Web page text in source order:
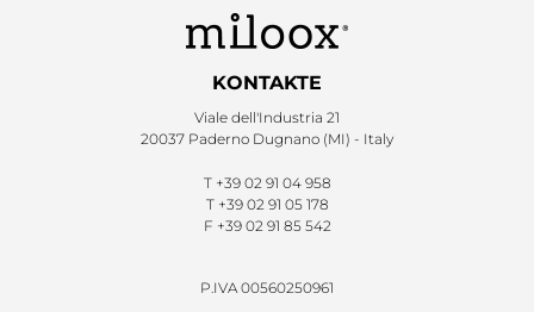
KONTAKTE
Viale dell'Industria 21
20037 Paderno Dugnano (MI) - Italy
T +39 02 91 04 958
T +39 02 91 05 178
F +39 02 91 85 542
P.IVA 00560250961